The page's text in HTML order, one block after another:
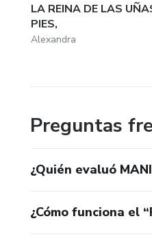
LA REINA DE LAS
PIES,
Alexandra
Preguntas
¿Quién evaluó
¿Cómo funciona el